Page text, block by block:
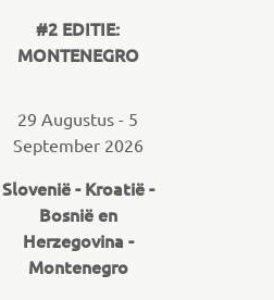
#2 EDITIE:
MONTENEGRO
29 Augustus - 5
September 2026
Slovenië - Kroatië -
Bosnië en
Herzegovina -
Montenegro